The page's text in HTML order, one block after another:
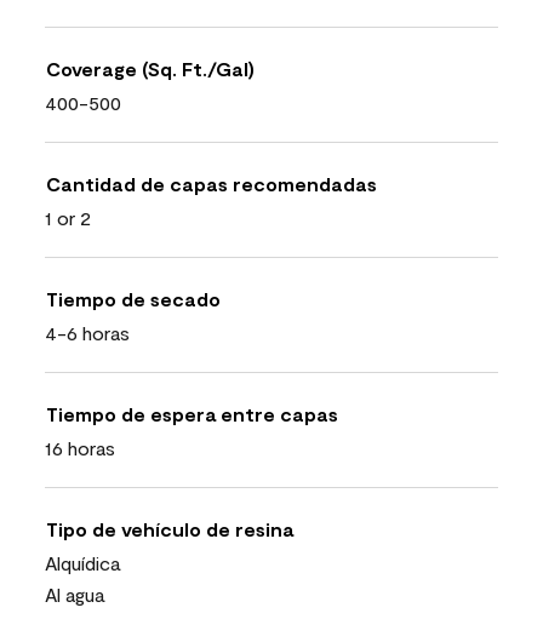
Coverage (Sq. Ft./Gal)
400-500
Cantidad de capas recomendadas
1 or 2
Tiempo de secado
4-6 horas
Tiempo de espera entre capas
16 horas
Tipo de vehículo de resina
Alquídica
Al agua